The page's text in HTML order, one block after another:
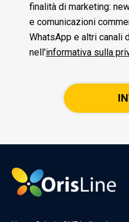
finalità di marketing:
e comunicazioni
WhatsApp e altri canali
nell'informativa sulla